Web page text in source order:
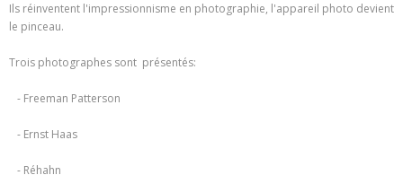
Ils réinventent l'impressionnisme en photographie, l'appareil photo devient
le pinceau.
Trois photographes sont présentés:
- Freeman Patterson
- Ernst Haas
- Réhahn